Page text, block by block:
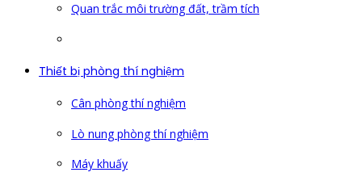
Quan trắc môi trường đất, trầm tích
Thiết bị phòng thí nghiệm
Cân phòng thí nghiệm
Lò nung phòng thí nghiệm
Máy khuấy